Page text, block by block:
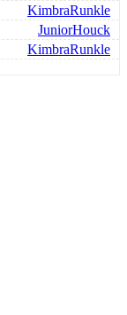
KimbraRunkle
JuniorHouck
KimbraRunkle